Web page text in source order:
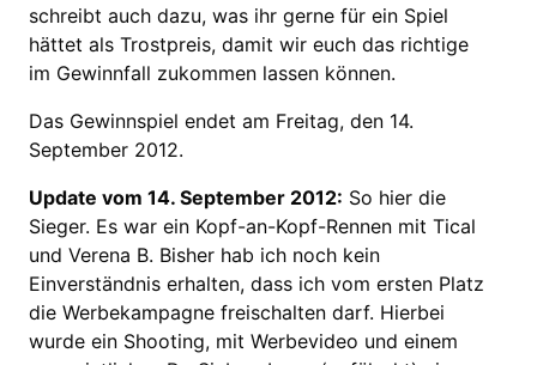
schreibt auch dazu, was ihr gerne für ein Spiel
hättet als Trostpreis, damit wir euch das richtige
im Gewinnfall zukommen lassen können.
Das Gewinnspiel endet am Freitag, den 14.
September 2012.
Update vom 14. September 2012: So hier die
Sieger. Es war ein Kopf-an-Kopf-Rennen mit Tical
und Verena B. Bisher hab ich noch kein
Einverständnis erhalten, dass ich vom ersten Platz
die Werbekampagne freischalten darf. Hierbei
wurde ein Shooting, mit Werbevideo und einem